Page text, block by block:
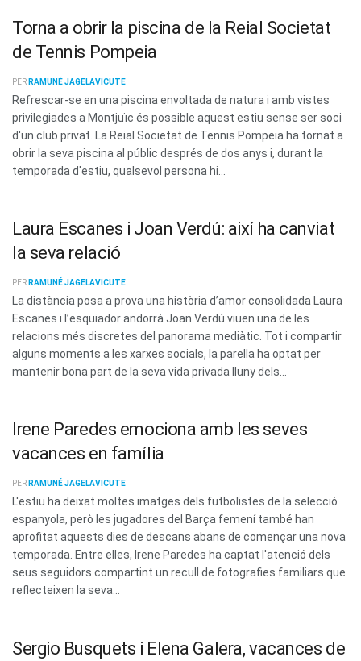
Torna a obrir la piscina de la Reial Societat
de Tennis Pompeia
PER RAMUNÉ JAGELAVICUTE
Refrescar-se en una piscina envoltada de natura i amb vistes
privilegiades a Montjuïc és possible aquest estiu sense ser soci
d'un club privat. La Reial Societat de Tennis Pompeia ha tornat a
obrir la seva piscina al públic després de dos anys i, durant la
temporada d'estiu, qualsevol persona hi...
Laura Escanes i Joan Verdú: així ha canviat
la seva relació
PER RAMUNÉ JAGELAVICUTE
La distància posa a prova una història d’amor consolidada Laura
Escanes i l’esquiador andorrà Joan Verdú viuen una de les
relacions més discretes del panorama mediàtic. Tot i compartir
alguns moments a les xarxes socials, la parella ha optat per
mantenir bona part de la seva vida privada lluny dels...
Irene Paredes emociona amb les seves
vacances en família
PER RAMUNÉ JAGELAVICUTE
L'estiu ha deixat moltes imatges dels futbolistes de la selecció
espanyola, però les jugadores del Barça femení també han
aprofitat aquests dies de descans abans de començar una nova
temporada. Entre elles, Irene Paredes ha captat l'atenció dels
seus seguidors compartint un recull de fotografies familiars que
reflecteixen la seva...
Sergio Busquets i Elena Galera, vacances de